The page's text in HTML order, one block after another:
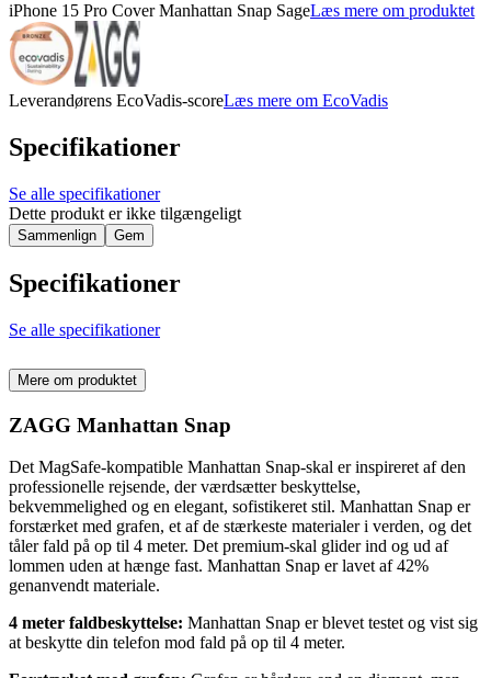
iPhone 15 Pro Cover Manhattan Snap SageLæs mere om produktet
Leverandørens EcoVadis-scoreLæs mere om EcoVadis
Specifikationer
Se alle specifikationer
Dette produkt er ikke tilgængeligt
Sammenlign Gem
Specifikationer
Se alle specifikationer
Mere om produktet
ZAGG Manhattan Snap
Det MagSafe-kompatible Manhattan Snap-skal er inspireret af den
professionelle rejsende, der værdsætter beskyttelse,
bekvemmelighed og en elegant, sofistikeret stil. Manhattan Snap er
forstærket med grafen, et af de stærkeste materialer i verden, og det
tåler fald på op til 4 meter. Det premium-skal glider ind og ud af
lommen uden at hænge fast. Manhattan Snap er lavet af 42%
genanvendt materiale.
4 meter faldbeskyttelse: Manhattan Snap er blevet testet og vist sig
at beskytte din telefon mod fald på op til 4 meter.